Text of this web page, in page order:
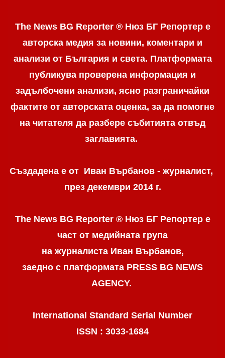
The News BG Reporter ® Нюз БГ Репортер е
авторска медия за новини, коментари и
анализи от България и света. Платформата
публикува проверена информация и
задълбочени анализи, ясно разграничaйки
фактите от авторската оценка, за да помогне
на читателя да разбере събитията отвъд
заглавията.
Създадена е от Иван Върбанов - журналист,
през декември 2014 г.
The News BG Reporter ® Нюз БГ Репортере
част от медийната група
на журналиста Иван Върбанов,
заедно с платформата PRESS BG NEWS
AGENCY.
International Standard Serial Number
ISSN : 3033-1684